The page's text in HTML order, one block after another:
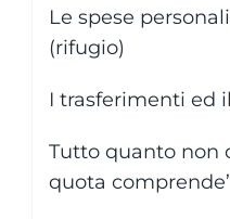
Le spese
(rifugio)
I trasferimenti ed
Tutto quanto non
quota